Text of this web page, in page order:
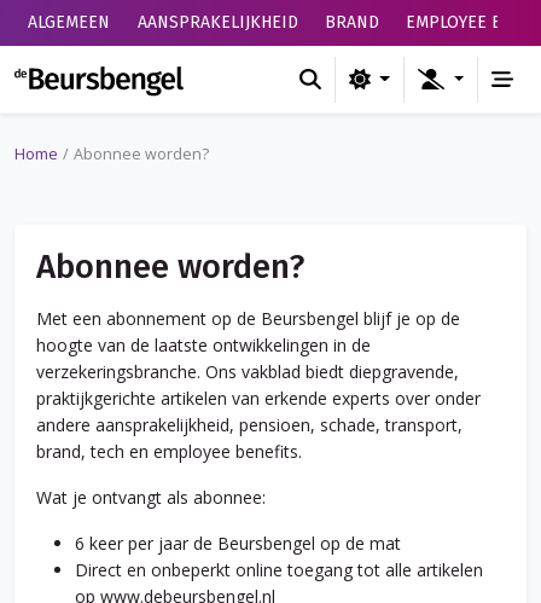
ALGEMEEN AANSPRAKELIJKHEID BRAND EMPLOYEE
de Beursbengel
Home Abonnee worden?
Abonnee worden?
Met een abonnement op de Beursbengel blijf je op de
hoogte van de laatste ontwikkelingen in de
verzekeringsbranche. Ons vakblad biedt diepgravende,
praktijkgerichte artikelen van erkende experts over onder
andere aansprakelijkheid, pensioen, schade, transport,
brand, tech en employee benefits.
Wat je ontvangt als abonnee:
6 keer per jaar de Beursbengel op de mat
Direct en onbeperkt online toegang tot alle artikelen
op www.debeursbengel.nl